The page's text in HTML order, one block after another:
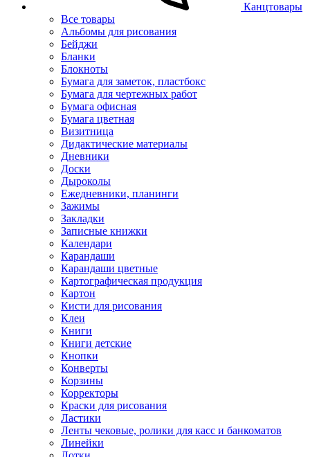
Канцтовары
Все товары
Альбомы для рисования
Бейджи
Бланки
Блокноты
Бумага для заметок, пластбокс
Бумага для чертежных работ
Бумага офисная
Бумага цветная
Визитница
Дидактические материалы
Дневники
Доски
Дыроколы
Ежедневники, планинги
Зажимы
Закладки
Записные книжки
Календари
Карандаши
Карандаши цветные
Картографическая продукция
Картон
Кисти для рисования
Клеи
Книги
Книги детские
Кнопки
Конверты
Корзины
Корректоры
Краски для рисования
Ластики
Ленты чековые, ролики для касс и банкоматов
Линейки